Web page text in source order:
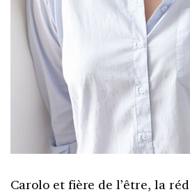
Carolo et fière de l’être, la